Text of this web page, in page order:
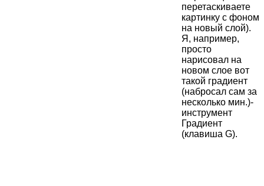
перетаскиваете
картинку с фоном
на новый слой).
Я, например,
просто
нарисовал на
новом слое вот
такой градиент
(набросал сам за
несколько мин.)-
инструмент
Градиент
(клавиша G).